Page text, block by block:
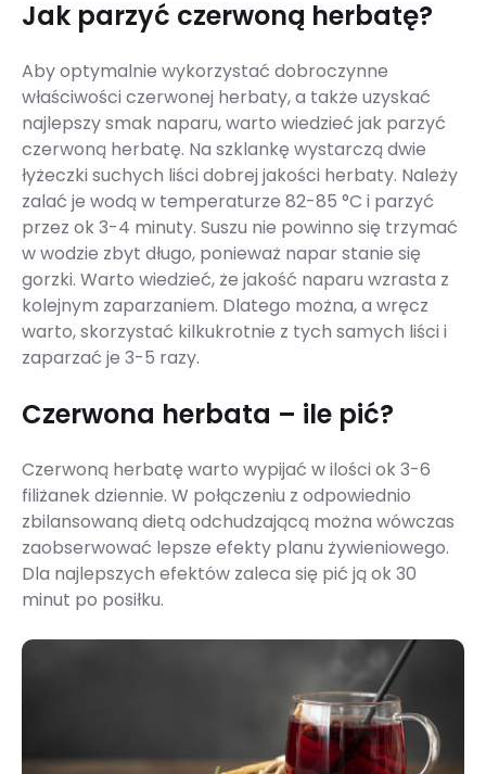
Jak parzyć czerwoną herbatę?
Aby optymalnie wykorzystać dobroczynne
właściwości czerwonej herbaty, a także uzyskać
najlepszy smak naparu, warto wiedzieć jak parzyć
czerwoną herbatę. Na szklankę wystarczą dwie
łyżeczki suchych liści dobrej jakości herbaty. Należy
zalać je wodą w temperaturze 82-85 °C i parzyć
przez ok 3-4 minuty. Suszu nie powinno się trzymać
w wodzie zbyt długo, ponieważ napar stanie się
gorzki. Warto wiedzieć, że jakość naparu wzrasta z
kolejnym zaparzaniem. Dlatego można, a wręcz
warto, skorzystać kilkukrotnie z tych samych liści i
zaparzać je 3-5 razy.
Czerwona herbata – ile pić?
Czerwoną herbatę warto wypijać w ilości ok 3-6
filiżanek dziennie. W połączeniu z odpowiednio
zbilansowaną dietą odchudzającą można wówczas
zaobserwować lepsze efekty planu żywieniowego.
Dla najlepszych efektów zaleca się pić ją ok 30
minut po posiłku.